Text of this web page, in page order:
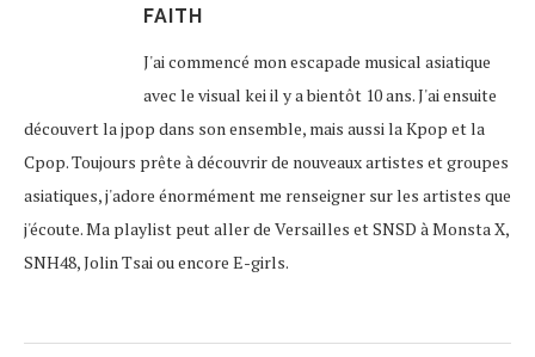
FAITH
J'ai commencé mon escapade musical asiatique
avec le visual kei il y a bientôt 10 ans. J'ai ensuite
découvert la jpop dans son ensemble, mais aussi la Kpop et la
Cpop. Toujours prête à découvrir de nouveaux artistes et groupes
asiatiques, j'adore énormément me renseigner sur les artistes que
j'écoute. Ma playlist peut aller de Versailles et SNSD à Monsta X,
SNH48, Jolin Tsai ou encore E-girls.